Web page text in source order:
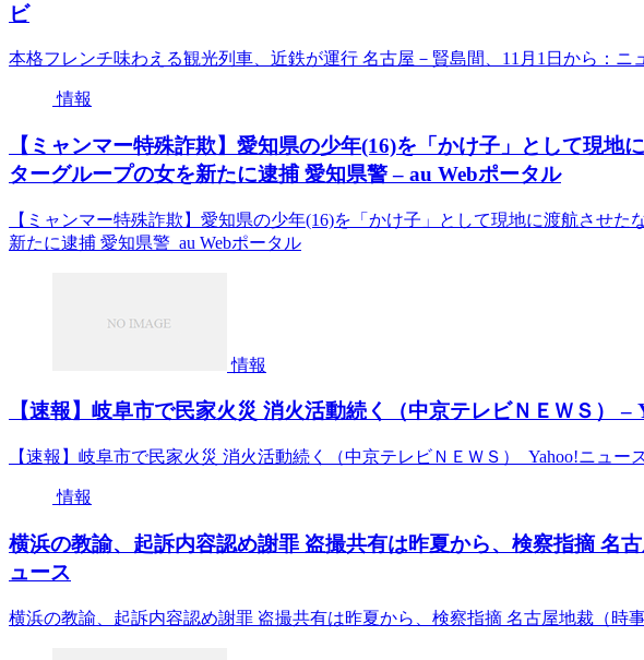
ビ
本格フレンチ味わえる観光列車、近鉄が運行 名古屋－賢島間、11月1日から：
情報
【ミャンマー特殊詐欺】愛知県の少年(16)を「かけ子」として現地
ターグループの女を新たに逮捕 愛知県警 – au Webポータル
【ミャンマー特殊詐欺】愛知県の少年(16)を「かけ子」として現地に渡航させ
新たに逮捕 愛知県警 au Webポータル
情報
【速報】岐阜市で民家火災 消火活動続く（中京テレビＮＥＷＳ） –
【速報】岐阜市で民家火災 消火活動続く（中京テレビＮＥＷＳ） Yahoo!ニュー
情報
横浜の教諭、起訴内容認め謝罪 盗撮共有は昨夏から、検察指摘 名
ュース
横浜の教諭、起訴内容認め謝罪 盗撮共有は昨夏から、検察指摘 名古屋地裁（時